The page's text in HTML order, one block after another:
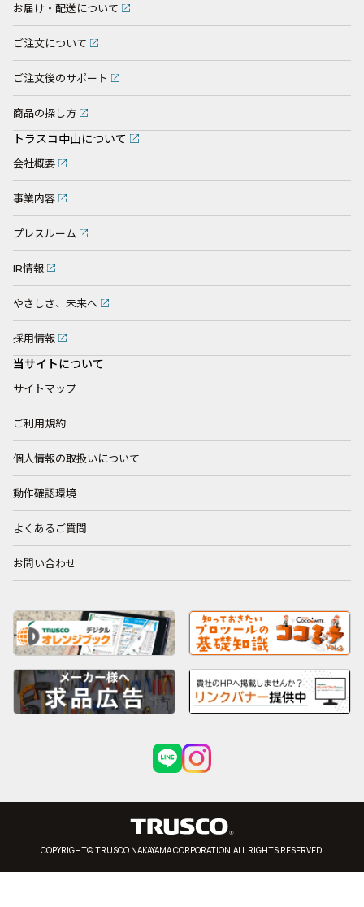
お届け・配送について
ご注文について
ご注文後のサポート
商品の探し方
トラスコ中山について
会社概要
事業内容
プレスルーム
IR情報
やさしさ、未来へ
採用情報
当サイトについて
サイトマップ
ご利用規約
個人情報の取扱いについて
動作確認環境
よくあるご質問
お問い合わせ
COPYRIGHT© TRUSCO NAKAYAMA CORPORATION.ALL RIGHTS RESERVED.